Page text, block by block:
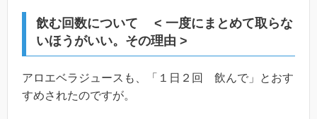
飲む回数について < 一度にまとめて取らな
いほうがいい。その理由 >
アロエベラジュースも、「１日２回 飲んで」とおす
すめされたのですが。